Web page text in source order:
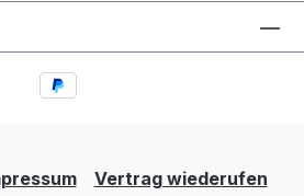
Vertrag wiederufen